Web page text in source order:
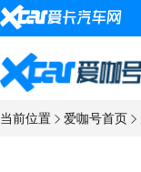
当前位置 爱咖号首页